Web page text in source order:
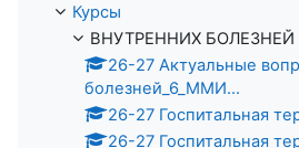
Курсы
ВНУТРЕННИХ БОЛЕЗНЕЙ
26-27 Актуальные
болезней_6_ММИ...
26-27 Госпитальная
26-27 Госпитальная